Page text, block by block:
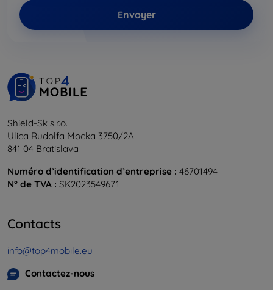
Envoyer
Shield-Sk s.r.o.
Ulica Rudolfa Mocka 3750/2A
841 04 Bratislava
Numéro d’identification d’entreprise : 46701494
N° de TVA : SK2023549671
Contacts
info@top4mobile.eu
Contactez-nous